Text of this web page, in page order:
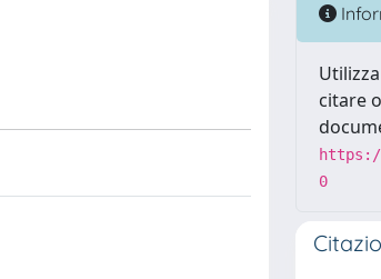
citare
0